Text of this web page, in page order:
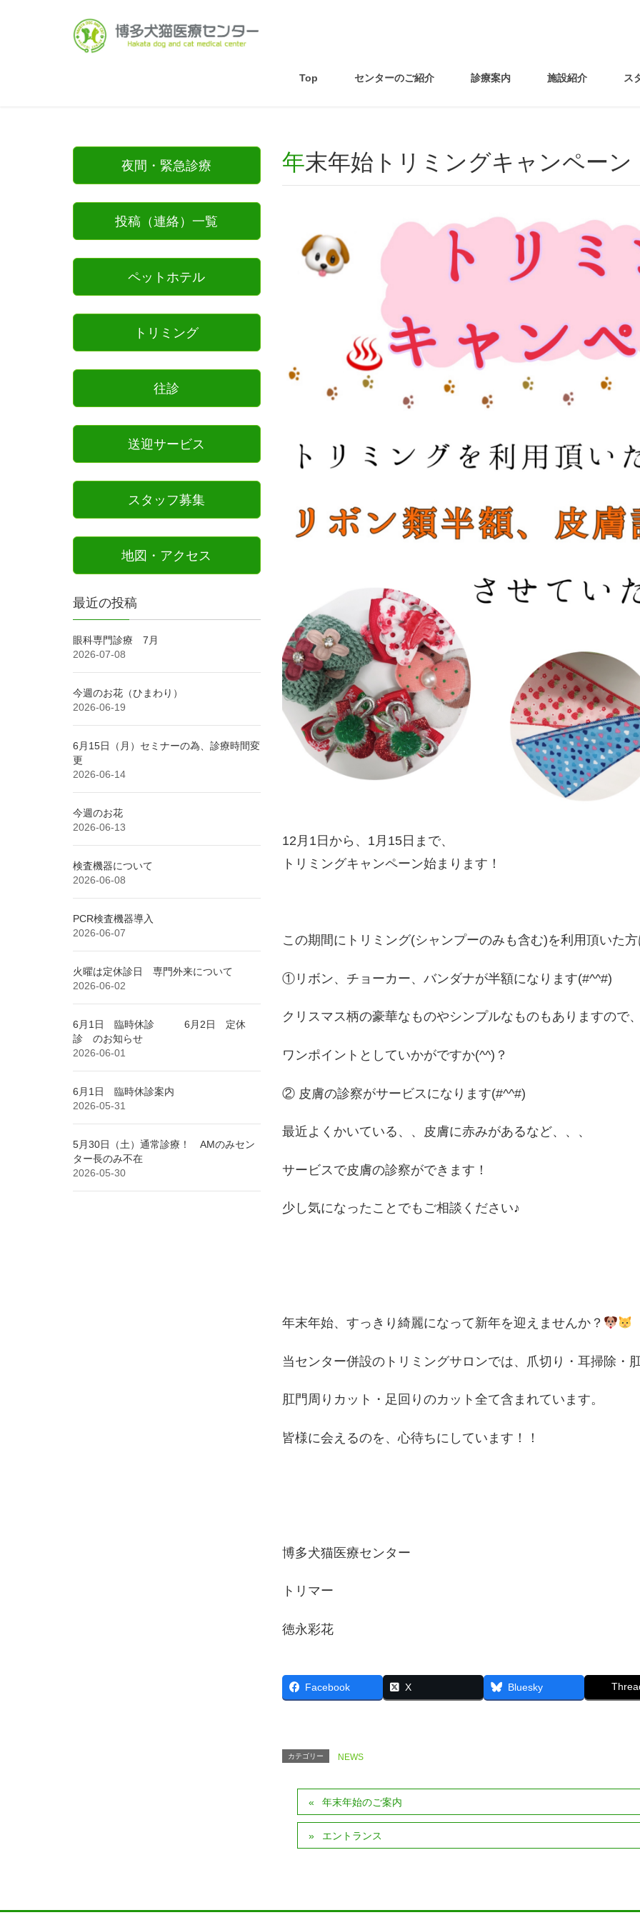
Top センターのご紹介 診療案内 施設紹介 ス
年末年始トリミングキャンペーン
12月1日から、1月15日まで、
トリミングキャンペーン始まります！
この期間にトリミング(シャンプーのみも含む)を利用頂いた
①リボン、チョーカー、バンダナが半額になります(#^^#)
クリスマス柄の豪華なものやシンプルなものもありますので
ワンポイントとしていかがですか(^^)？
② 皮膚の診察がサービスになります(#^^#)
最近よくかいている、、皮膚に赤みがあるなど、、、
サービスで皮膚の診察ができます！
少し気になったことでもご相談ください♪
年末年始、すっきり綺麗になって新年を迎えませんか？
当センター併設のトリミングサロンでは、爪切り・耳掃除・
肛門周りカット・足回りのカット全て含まれています。
皆様に会えるのを、心待ちにしています！！
博多犬猫医療センター
トリマー
徳永彩花
Facebook X Bluesky
カテゴリー NEWS
年末年始のご案内
エントランス
夜間・緊急診療
投稿（連絡）一覧
ペットホテル
トリミング
往診
送迎サービス
スタッフ募集
地図・アクセス
最近の投稿
眼科専門診療 7月
2026-07-08
今週のお花（ひまわり）
2026-06-19
6月15日（月）セミナーの為、診療時間変
更
2026-06-14
今週のお花
2026-06-13
検査機器について
2026-06-08
PCR検査機器導入
2026-06-07
火曜は定休診日 専門外来について
2026-06-02
6月1日 臨時休診 6月2日 定休
診 のお知らせ
2026-06-01
6月1日 臨時休診案内
2026-05-31
5月30日（土）通常診療！ AMのみセン
ター長のみ不在
2026-05-30